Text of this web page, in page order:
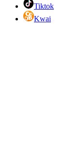
Tiktok
Kwai